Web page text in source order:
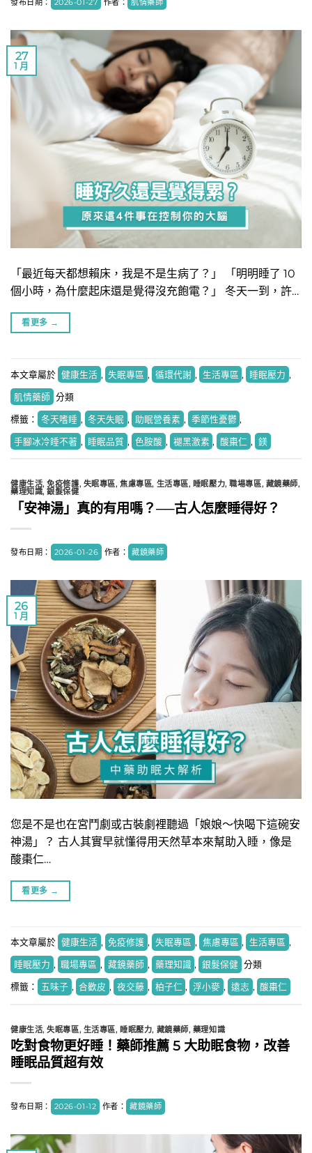
27
1 月
「最近每天都想賴床，我是不是生病了？」 「明明睡了 10
個小時，為什麼起床還是覺得沒充飽電？」 冬天一到，許…
看更多 →
本文章屬於 健康生活 , 失眠專區 , 循環代謝 , 生活專區 , 睡眠壓力 ,
肌情藥師 分類
標籤： 冬天嗜睡 , 冬天失眠 , 助眠營養素 , 季節性憂鬱 ,
手腳冰冷睡不著 , 睡眠品質 , 色胺酸 , 褪黑激素 , 酸棗仁 , 鎂
健康生活,免疫修護, 失眠專區,焦慮專區, 生活專區, 睡眠壓力,職場專區, 藏鏡藥師,
藥理知識,銀髮保健
「安神湯」真的有用嗎？──古人怎麼睡得好？
發布日期： 2026-01-26 作者： 藏鏡藥師
26
1 月
您是不是也在宮鬥劇或古裝劇裡聽過「娘娘～快喝下這碗安
神湯」？ 古人其實早就懂得用天然草本來幫助入睡，像是
酸棗仁…
看更多 →
本文章屬於 健康生活 , 免疫修護 , 失眠專區 , 焦慮專區 , 生活專區 ,
睡眠壓力 , 職場專區 , 藏鏡藥師 , 藥理知識 , 銀髮保健 分類
標籤： 五味子 , 合歡皮 , 夜交藤 , 柏子仁 , 浮小麥 , 遠志 , 酸棗仁
健康生活,失眠專區, 生活專區, 睡眠壓力, 藏鏡藥師, 藥理知識
吃對食物更好睡！藥師推薦 5 大助眠食物，改善
睡眠品質超有效
發布日期： 2026-01-12 作者： 藏鏡藥師